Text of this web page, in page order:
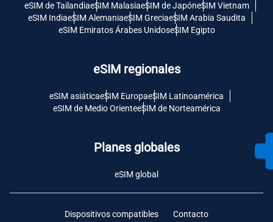
eSIM de TailandiaeSIM MalasiaeSIM de JapóneSIM Vietnam
eSIM IndiaeSIM AlemaniaeSIM GreciaeSIM Arabia Saudita
eSIM Emiratos Árabes UnidoseSIM Egipto
eSIM regionales
eSIM asiáticaeSIM EuropaeSIM Latinoamérica
eSIM de Medio OrienteeSIM de Norteamérica
Planes globales
eSIM global
Dispositivos compatibles Contacto